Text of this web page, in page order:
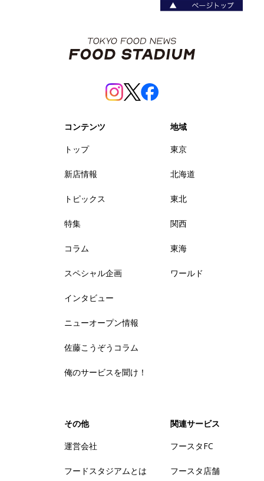
コンテンツ
トップ
新店情報
トピックス
特集
コラム
スペシャル企画
インタビュー
ニューオープン情報
佐藤こうぞうコラム
俺のサービスを聞け！
地域
東京
北海道
東北
関西
東海
ワールド
その他
運営会社
フードスタジアムとは
関連サービス
フースタFC
フースタ店舗